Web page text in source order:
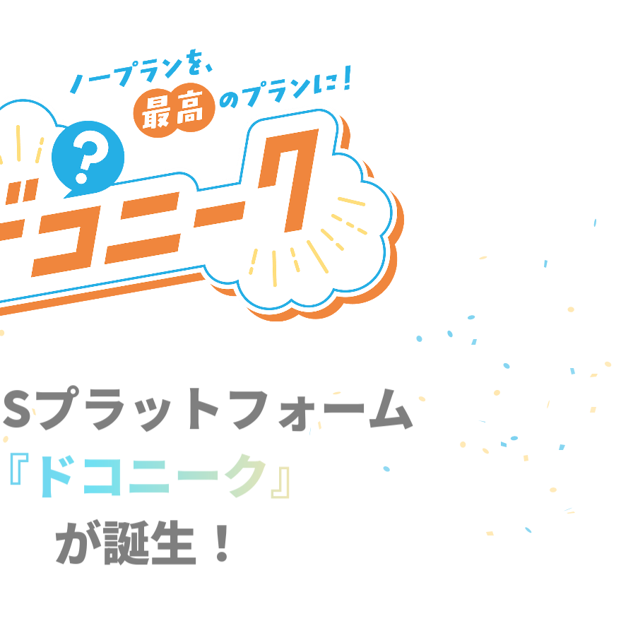
プラットフォーム
ドコニーク』
が誕生！